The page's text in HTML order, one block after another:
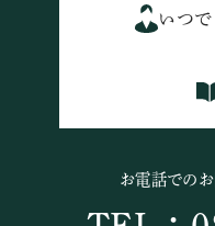
いつ
お電話での